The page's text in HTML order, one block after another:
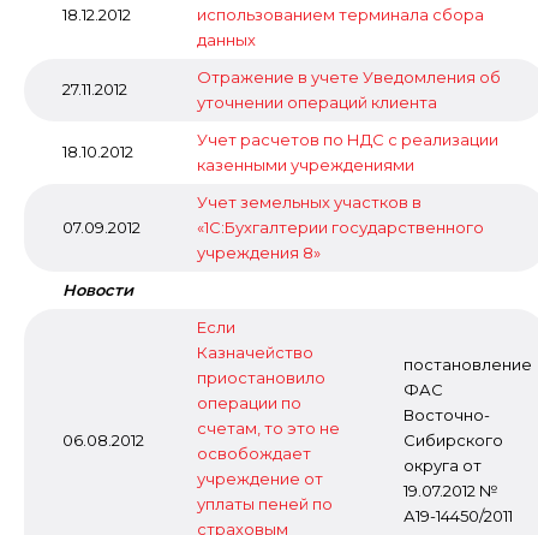
18.12.2012
использованием терминала сбора
данных
27.11.2012
Отражение в учете Уведомления об
уточнении операций клиента
18.10.2012
Учет расчетов по НДС с реализации
казенными учреждениями
07.09.2012
Учет земельных участков в
«1С:Бухгалтерии государственного
учреждения 8»
Новости
06.08.2012
Если
Казначейство
приостановило
операции по
счетам, то это не
освобождает
учреждение от
уплаты пеней по
страховым
постановление
ФАС
Восточно-
Сибирского
округа от
19.07.2012 №
А19-14450/2011